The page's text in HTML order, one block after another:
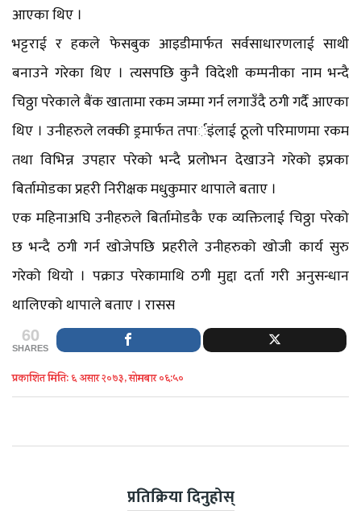
आएका थिए ।
भट्टराई र हकले फेसबुक आइडीमार्फत सर्वसाधारणलाई साथी
बनाउने गरेका थिए । त्यसपछि कुनै विदेशी कम्पनीका नाम भन्दै
चिठ्ठा परेकाले बैंक खातामा रकम जम्मा गर्न लगाउँदै ठगी गर्दै आएका
थिए । उनीहरुले लक्की ड्रमार्फत तपार्इंलाई ठूलो परिमाणमा रकम
तथा विभिन्न उपहार परेको भन्दै प्रलोभन देखाउने गरेको इप्रका
बिर्तामोडका प्रहरी निरीक्षक मधुकुमार थापाले बताए ।
एक महिनाअघि उनीहरुले बिर्तामोडकै एक व्यक्तिलाई चिठ्ठा परेको
छ भन्दै ठगी गर्न खोजेपछि प्रहरीले उनीहरुको खोजी कार्य सुरु
गरेको थियो । पक्राउ परेकामाथि ठगी मुद्दा दर्ता गरी अनुसन्धान
थालिएको थापाले बताए । रासस
60
SHARES
प्रकाशित मिति: ६ असार २०७३, सोमबार ०६:५०
प्रतिक्रिया दिनुहोस्